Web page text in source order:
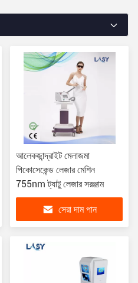
আলেকজান্দ্রাইট মেলাজমা
পিকোসেকেন্ড লেজার মেশিন
755nm ট্যাটু লেজার সরঞ্জাম
সেরা দাম পান